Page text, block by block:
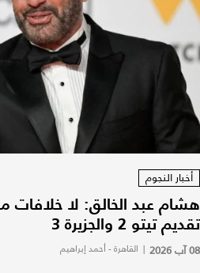
أخبار النجوم
هشام عبد الخالق: لا خلافات
تقديم تيتو 2 والجزيرة 3
08 آب 2026 | القاهرة - أحمد إبراهيم